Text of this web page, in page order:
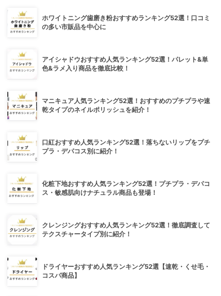
ホワイトニング歯磨き粉おすすめランキング52選！口コミ
の多い市販品を中心に
アイシャドウおすすめ人気ランキング52選！パレット&単
色&ラメ入り商品を徹底比較！
マニキュア人気ランキング52選！おすすめのプチプラや速
乾タイプのネイルポリッシュを紹介！
口紅おすすめ人気ランキング52選！落ちないリップをプチ
プラ・デパコス別に紹介！
化粧下地おすすめ人気ランキング52選！プチプラ・デパコ
ス・敏感肌向けナチュラル商品も登場！
クレンジングおすすめ人気ランキング52選！徹底調査して
テクスチャータイプ別に紹介！
ドライヤーおすすめ人気ランキング52選【速乾・くせ毛・
コスパ商品】